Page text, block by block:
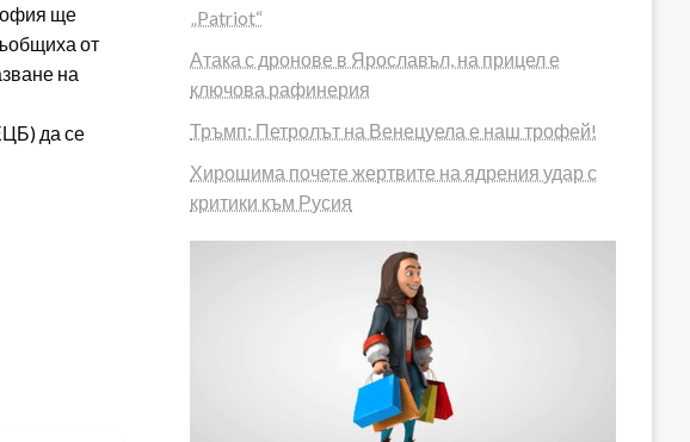
ще
от
на
да се
„Patriot“
Атака с дронове в Ярославъл, на прицел е
ключова рафинерия
Тръмп: Петролът на Венецуела е наш трофей!
Хирошима почете жертвите на ядрения удар с
критики към Русия